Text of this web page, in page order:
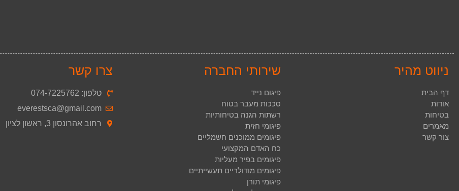
ניווט מהיר
דף הבית
אודות
בטיחות
מאמרים
צור קשר
שירותי החברה
פיגום נייד
סככות מעבר בטוח
רשתות הגנה בטיחותיות
פיגומי חזית
פיגומים ממוכנים חשמליים
כח האדם המקצועי
פיגומים בפיר מעליות
פיגומים מודולריים תעשייתיים
פיגומי תורן
צרו קשר
טלפון: 074-7225762
‫everestsca@gmail.com
רחוב אהרונסון 3, ראשון לציון